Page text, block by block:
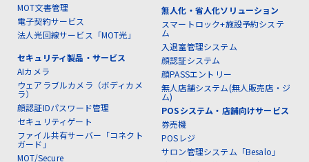
MOT文書管理
電子契約サービス
法人光回線サービス「MOT光」
セキュリティ製品・サービス
AIカメラ
ウェアラブルカメラ（ボディカメ
ラ）
顔認証IDパスワード管理
セキュリティゲート
ファイル共有サーバー「コネクト
ガード」
MOT/Secure
無人化・省人化ソリューション
スマートロック+施設予約システ
ム
入退室管理システム
顔認証システム
顔PASSエントリー
無人店舗システム(無人販売店・ジ
ム)
POSシステム・店舗向けサービス
券売機
POSレジ
サロン管理システム「Besalo」